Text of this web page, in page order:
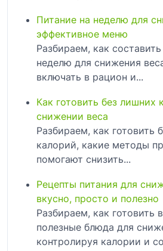
Питание на неделю для
эффективное меню
Разбираем, как
неделю для снижения
включать в рацион и...
Как готовить без лишних
снижении веса
Разбираем, как готовить
калорий, какие методы
помогают снизить...
Рецепты питания для
вкусно, просто и полезно
Разбираем, как готовить
полезные блюда для
контролируя калории и